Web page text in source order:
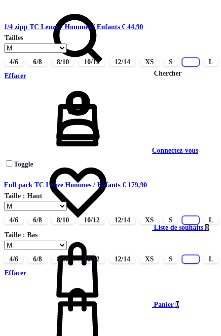
Chercher
Connectez-vous
Liste de souhaits 0
Panier 0
1/4 zipp TC Leuze - Hommes / Enfants € 44,90
Tailles
4/6 6/8 8/10 10/12 12/14 XS S
L
Effacer
Toggle
Full pack TC Leuze Hommes / Enfants € 179,90
Taille : Haut
4/6 6/8 8/10 10/12 12/14 XS S
L
Taille : Bas
4/6 6/8 8/10 10/12 12/14 XS S
L
Effacer